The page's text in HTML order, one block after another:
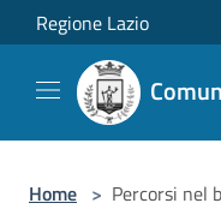
Salta al contenuto principale
Regione Lazio
Home > Percorsi nel